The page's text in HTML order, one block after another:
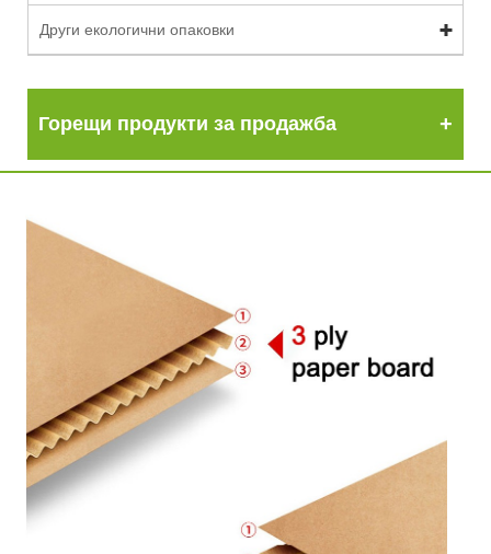
Други екологични опаковки
Горещи продукти за продажба